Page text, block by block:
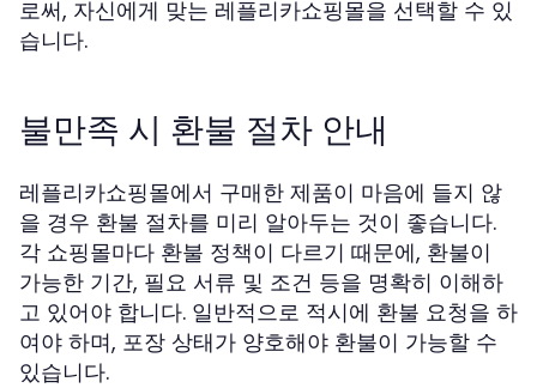
로써, 자신에게 맞는 레플리카쇼핑몰을 선택할 수 있
습니다.
불만족 시 환불 절차 안내
레플리카쇼핑몰에서 구매한 제품이 마음에 들지 않
을 경우 환불 절차를 미리 알아두는 것이 좋습니다.
각 쇼핑몰마다 환불 정책이 다르기 때문에, 환불이
가능한 기간, 필요 서류 및 조건 등을 명확히 이해하
고 있어야 합니다. 일반적으로 적시에 환불 요청을 하
여야 하며, 포장 상태가 양호해야 환불이 가능할 수
있습니다.